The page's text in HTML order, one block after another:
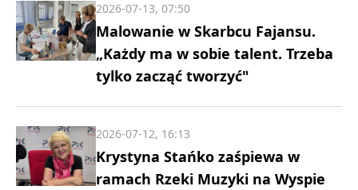
Malowanie w Skarbcu Fajansu.
„Każdy ma w sobie talent. Trzeba
tylko zacząć tworzyć"
2026-07-13, 07:50
Krystyna Stańko zaśpiewa w
ramach Rzeki Muzyki na Wyspie
2026-07-12, 16:13